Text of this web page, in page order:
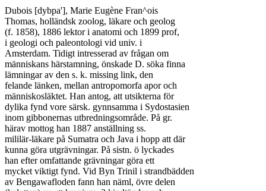
Dubois [dybpa'], Marie Eugène Fran^ois
Thomas, holländsk zoolog, läkare och geolog
(f. 1858), 1886 lektor i anatomi och 1899 prof,
i geologi och paleontologi vid univ. i
Amsterdam. Tidigt intresserad av frågan om
människans härstamning, önskade D. söka finna
lämningar av den s. k. missing link, den
felande länken, mellan antropomorfa apor och
människosläktet. Han antog, att utsikterna för
dylika fynd vore särsk. gynnsamma i Sydostasien
inom gibbonernas utbredningsområde. På gr.
härav mottog han 1887 anställning ss.
mililär-läkare på Sumatra och Java i hopp att där
kunna göra utgrävningar. På sistn. ö lyckades
han efter omfattande grävningar göra ett
mycket viktigt fynd. Vid Byn Trinil i strandbädden
av Bengawafloden fann han näml, övre delen